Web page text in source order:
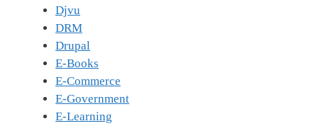
Djvu
DRM
Drupal
E-Books
E-Commerce
E-Government
E-Learning